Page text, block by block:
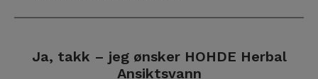
Ja, takk – jeg ønsker HOHDE Herbal
Ansiktsvann